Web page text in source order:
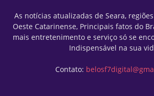
As notícias atualizadas de Seara,
Oeste Catarinense, Principais fatos do
mais entretenimento e serviço só se
Indispensável na sua
Contato: